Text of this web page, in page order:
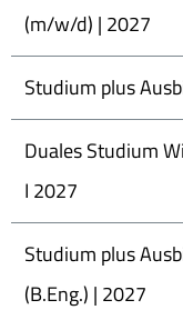
(m/w/d) | 2027
Studium plus
Duales Studium
I 2027
Studium plus
(B.Eng.) | 2027